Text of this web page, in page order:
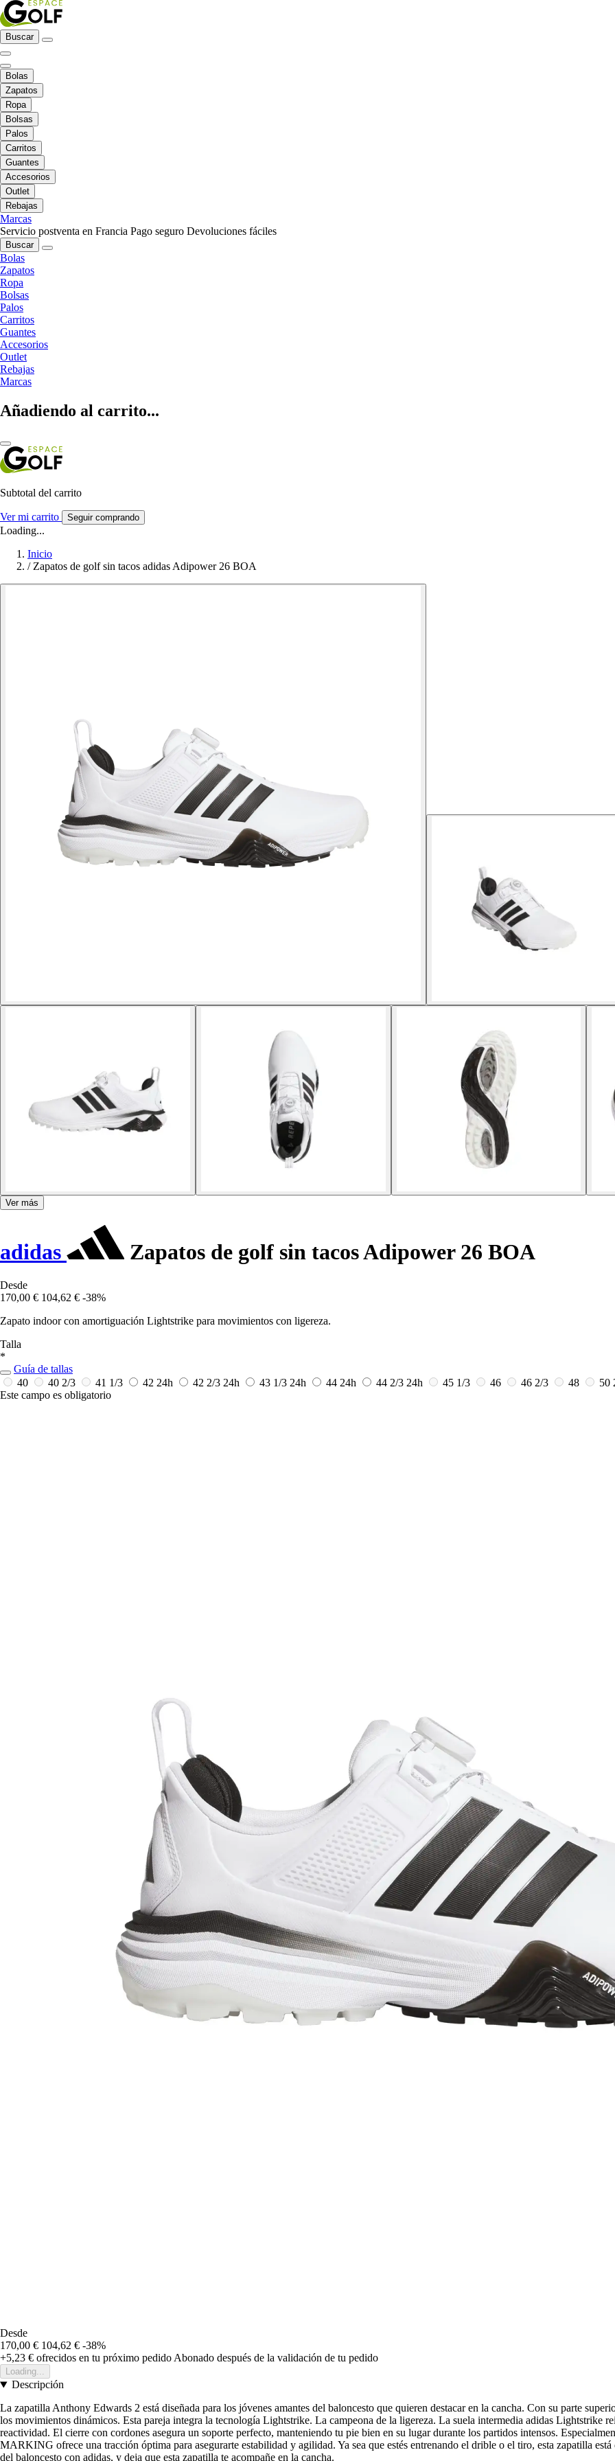
Buscar
Bolas
Zapatos
Ropa
Bolsas
Palos
Carritos
Guantes
Accesorios
Outlet
Rebajas
Marcas
Servicio postventa en Francia Pago seguro Devoluciones fáciles
Buscar
Bolas
Zapatos
Ropa
Bolsas
Palos
Carritos
Guantes
Accesorios
Outlet
Rebajas
Marcas
Añadiendo al carrito...
Subtotal del carrito
Ver mi carrito Seguir comprando
Loading...
Inicio
/ Zapatos de golf sin tacos adidas Adipower 26 BOA
Ver más
adidas Zapatos de golf sin tacos Adipower 26 BOA
Desde
170,00 € 104,62 € -38%
Zapato indoor con amortiguación Lightstrike para movimientos con ligereza.
Talla
*
Guía de tallas
40
40 2/3 41 1/3 42 24h 42 2/3 24h 43 1/3 24h 44 24h 44 2/3 24h 45 1/3 46 46 2/3 48
50
Este campo es obligatorio
Desde
170,00 € 104,62 € -38%
+5,23 € ofrecidos en tu próximo pedido Abonado después de la validación de tu pedido
Loading...
Descripción
La zapatilla Anthony Edwards 2 está diseñada para los jóvenes amantes del baloncesto que quieren destacar en la cancha. Con su parte
los movimientos dinámicos. Esta pareja integra la tecnología Lightstrike. La campeona de la ligereza. La suela intermedia adidas Lightstrike
reactividad. El cierre con cordones asegura un soporte perfecto, manteniendo tu pie bien en su lugar durante los partidos intensos.
MARKING ofrece una tracción óptima para asegurarte estabilidad y agilidad. Ya sea que estés entrenando el drible o el tiro, esta zapatilla
del baloncesto con adidas, y deja que esta zapatilla te acompañe en la cancha.